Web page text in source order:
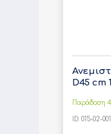
D45 cm
Παράδοση
ID: 015-02-